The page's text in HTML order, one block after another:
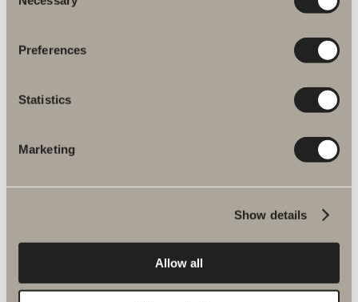
Selection
Preferences
Statistics
Marketing
Show details
Allow all
Magnetliste sort, 2stk.
Art.nr.:98207
På lager
480,00 kr.